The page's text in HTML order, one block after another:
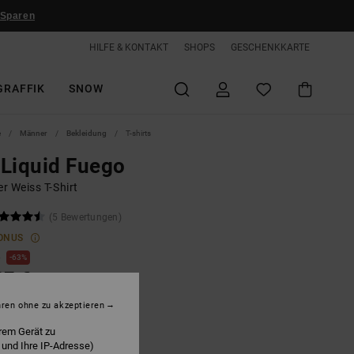
HILFE & KONTAKT SHOPS GESCHENKKARTE
SNOW
Männer Bekleidung T-shirts
Fuego
Weiss T-Shirt
(5 Bewertungen)
63%
€
Gerät zu
Ihre IP-Adresse)
ohne zu akzeptieren